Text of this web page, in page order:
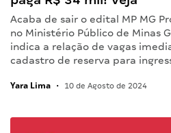
Acaba de sair o edital MP MG
no Ministério Público de Minas
indica a relação de vagas
cadastro de reserva para
Yara Lima • 10 de Agosto de 2024